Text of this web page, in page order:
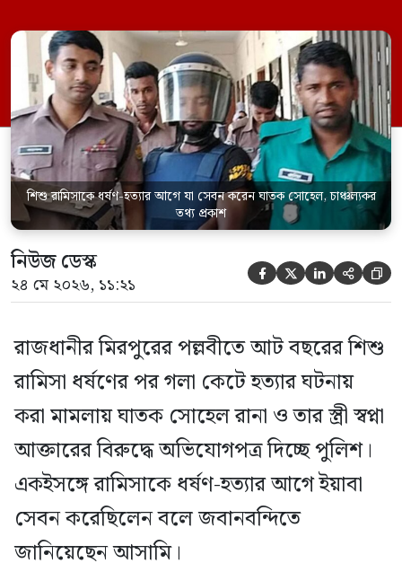
সেবন করেছিলেন বলে জবানবন্দিতে
জানিয়েছেন আসামি। রোববার (২৪ মে) সকালে
মামলার তদন্ত কর্মকর্তা পল্লবী থানার উপ-
পরিদর্শক অহিদুজ্জামান এ তথ্য নিছিত করেন।
তিনি বলেন, […]
শিশু রামিসাকে ধর্ষণ-হত্যার আগে যা সেবন করেন ঘাতক সোহেল, চাঞ্চল্যকর
তথ্য প্রকাশ
নিউজ ডেস্ক
২৪ মে ২০২৬, ১১:২১     
রাজধানীর মিরপুরের পল্লবীতে আট বছরের শিশু
রামিসা ধর্ষণের পর গলা কেটে হত্যার ঘটনায়
করা মামলায় ঘাতক সোহেল রানা ও তার স্ত্রী স্বপ্না
আক্তারের বিরুদ্ধে অভিযোগপত্র দিচ্ছে পুলিশ।
একইসঙ্গে রামিসাকে ধর্ষণ-হত্যার আগে ইয়াবা
সেবন করেছিলেন বলে জবানবন্দিতে
জানিয়েছেন আসামি।